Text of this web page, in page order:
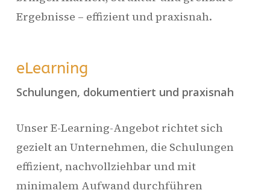
Ergebnisse – effizient und praxisnah.
eLearning
Schulungen, dokumentiert und praxisnah
Unser E-Learning-Angebot richtet sich
gezielt an Unternehmen, die Schulungen
effizient, nachvollziehbar und mit
minimalem Aufwand durchführen